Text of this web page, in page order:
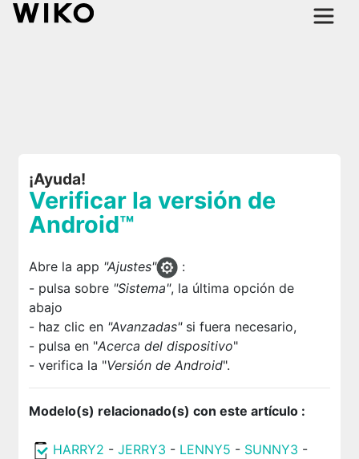
¡Ayuda!
Verificar la versión de
Android™
Abre la app "Ajustes"
:
- pulsa sobre"Sistema", la última opción de
abajo
- haz clic en "Avanzadas"si fuera necesario,
- pulsa en "Acerca del dispositivo"
- verifica la "Versión de Android".
Modelo(s) relacionado(s) con este artículo :
HARRY2 - JERRY3 - LENNY5 - SUNNY3 -